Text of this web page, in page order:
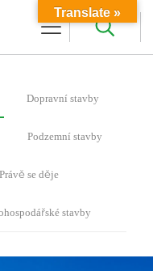
Dopravní stavby
Podzemní stavby
Právě se děje
stavby
Translate »